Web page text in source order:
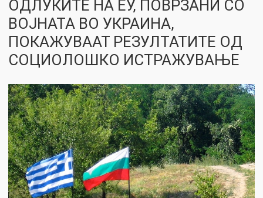
ОДЛУКИТЕ НА ЕУ, ПОВРЗАНИ СО
ВОЈНАТА ВО УКРАИНА,
ПОКАЖУВААТ РЕЗУЛТАТИТЕ ОД
СОЦИОЛОШКО ИСТРАЖУВАЊЕ